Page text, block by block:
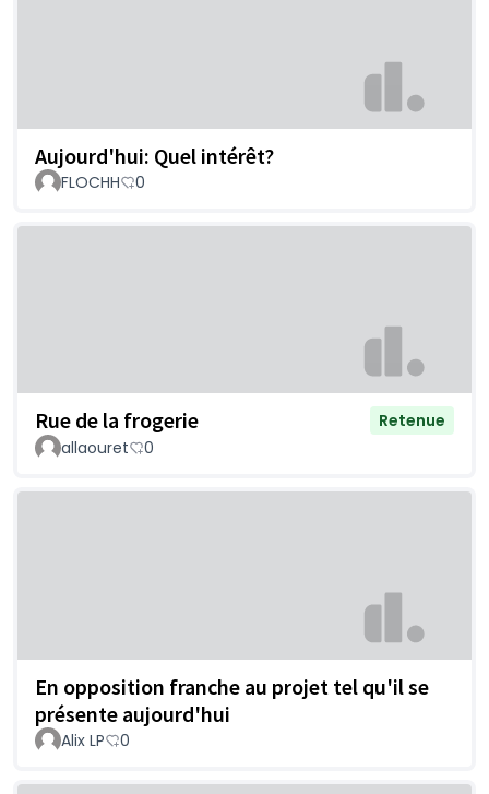
Aujourd'hui: Quel intérêt?
FLOCHH 0
Rue de la frogerie
Retenue
allaouret
0
En opposition franche au projet tel qu'il se
présente aujourd'hui
Alix LP 0